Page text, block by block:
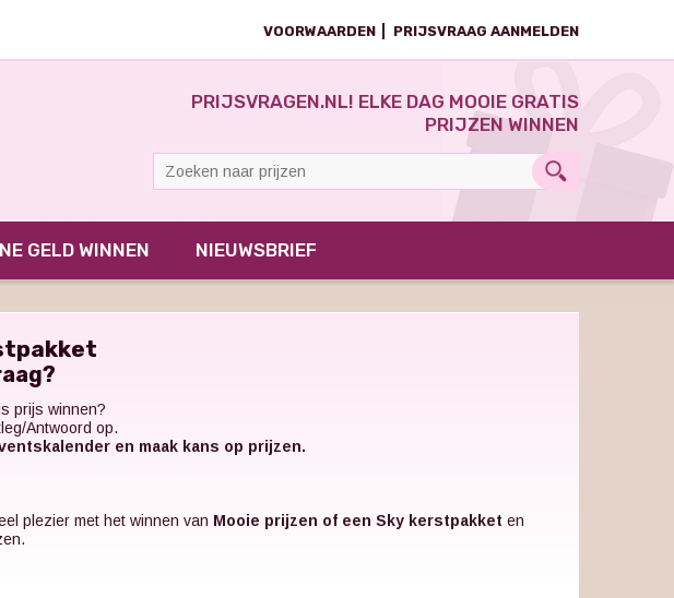
VOORWAARDEN PRIJSVRAAG AANMELDEN
PRIJSVRAGEN.NL! ELKE DAG MOOIE GRATIS
PRIJZEN WINNEN
GELD WINNEN NIEUWSBRIEF
prijs winnen?
Antwoord op.
en maak kans op prijzen.
plezier met het winnen van Mooie prijzen of een Sky kerstpakket en